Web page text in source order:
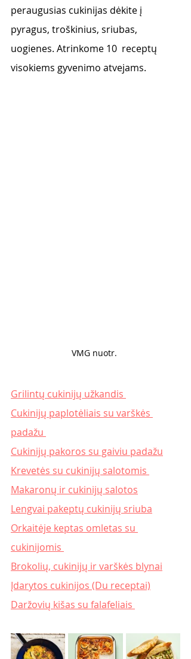
peraugusias cukinijas dėkite į
pyragus, troškinius, sriubas,
uogienes. Atrinkome 10  receptų
visokiems gyvenimo atvejams.
VMG nuotr.
Grilintų cukinijų užkandis
Cukinijų paplotėliais su varškės
padažu
Cukinijų pakoros su gaiviu padažu
Krevetės su cukinijų salotomis
Makaronų ir cukinijų salotos
Lengvai pakeptų cukinijų sriuba
Orkaitėje keptas omletas su
cukinijomis
Brokolių, cukinijų ir varškės blynai
Įdarytos cukinijos (Du receptai)
Daržovių kišas su falafeliais